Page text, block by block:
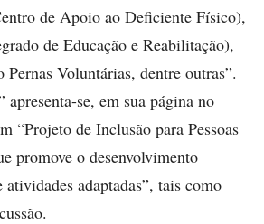
de Apoio ao Deficiente Físico),
de Educação e Reabilitação),
Voluntárias, dentre outras”.
se, em sua página no
“Projeto de Inclusão para Pessoas
promove o desenvolvimento
atividades adaptadas”, tais como